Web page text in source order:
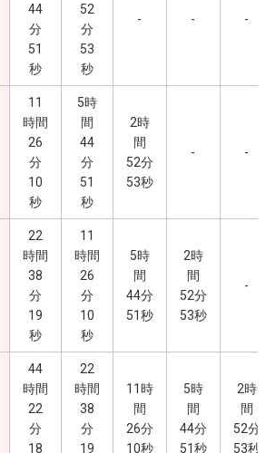
44
分
51
秒
52
分
53
秒
- - -
11
時間
26
分
10
秒
5時
間
44
分
51
秒
2時
間
52分
53秒
- -
22
時間
38
分
19
秒
11
時間
26
分
10
秒
5時
間
44分
51秒
2時
間
52分
53秒
-
44
時間
22
分
18
22
時間
38
分
19
11時
間
26分
10秒
5時
間
44分
51秒
2時
間
52分
53秒